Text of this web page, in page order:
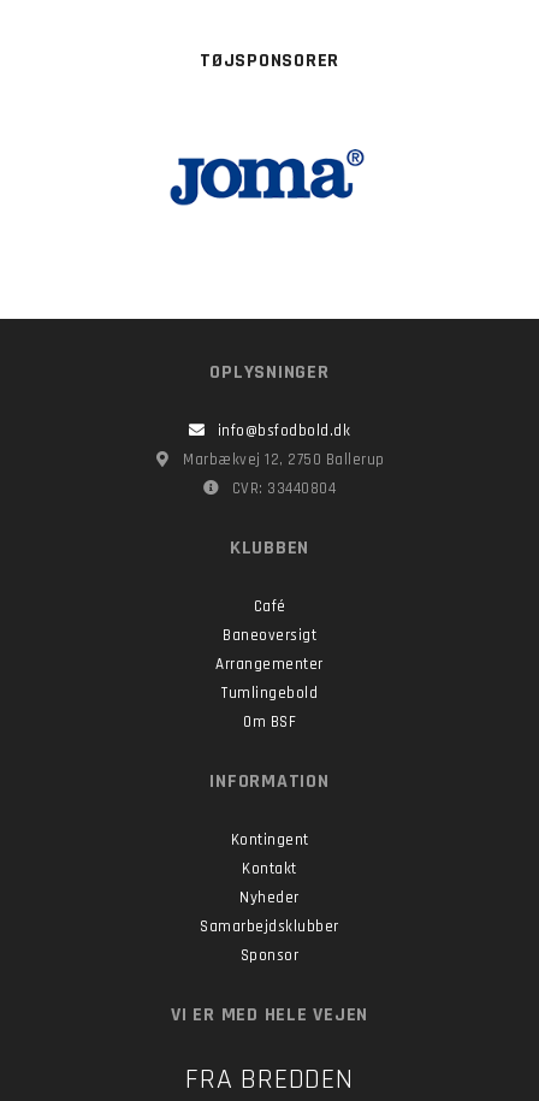
TØJSPONSORER
OPLYSNINGER
info@bsfodbold.dk
Marbækvej 12, 2750 Ballerup
CVR: 33440804
KLUBBEN
Café
Baneoversigt
Arrangementer
Tumlingebold
Om BSF
INFORMATION
Kontingent
Kontakt
Nyheder
Samarbejdsklubber
Sponsor
VI ER MED HELE VEJEN
FRA BREDDEN